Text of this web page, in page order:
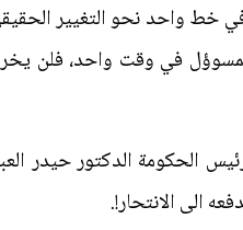
واحد نحو التغيير
في وقت واحد، فلن
الحكومة الدكتور حيدر
الى الانتحار!.